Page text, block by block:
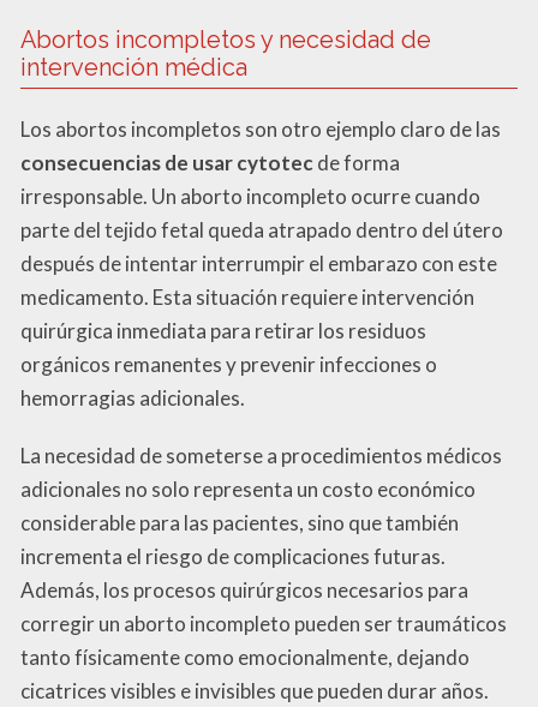
Abortos incompletos y necesidad de
intervención médica
Los abortos incompletos son otro ejemplo claro de las
consecuencias de usar cytotecde forma
irresponsable. Un aborto incompleto ocurre cuando
parte del tejido fetal queda atrapado dentro del útero
después de intentar interrumpir el embarazo con este
medicamento. Esta situación requiere intervención
quirúrgica inmediata para retirar los residuos
orgánicos remanentes y prevenir infecciones o
hemorragias adicionales.
La necesidad de someterse a procedimientos médicos
adicionales no solo representa un costo económico
considerable para las pacientes, sino que también
incrementa el riesgo de complicaciones futuras.
Además, los procesos quirúrgicos necesarios para
corregir un aborto incompleto pueden ser traumáticos
tanto físicamente como emocionalmente, dejando
cicatrices visibles e invisibles que pueden durar años.